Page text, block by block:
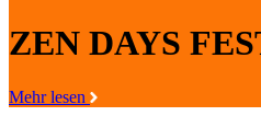
ZEN DAYS
Mehr lesen